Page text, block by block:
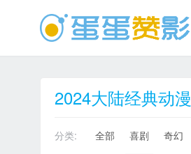
2024大陆经典动漫
分类: 全部 喜剧 奇幻